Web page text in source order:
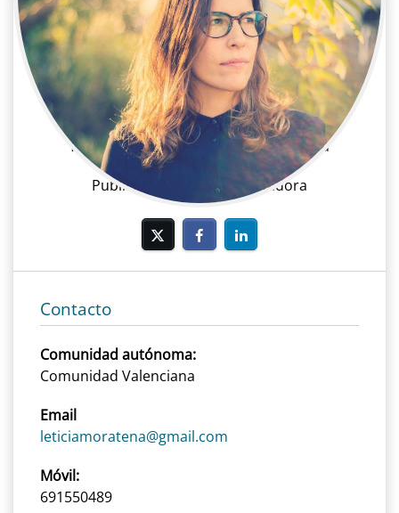
Leticia Mora
Publicidad | Montaje | Montadora
Publicidad, Montaje, Montadora
Contacto
Comunidad autónoma:
Comunidad Valenciana
Email
leticiamoratena@gmail.com
Móvil:
691550489